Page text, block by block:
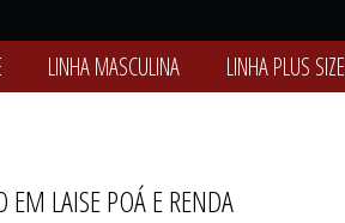
LINHA MASCULINA LINHA PLUS SIZE
EM LAISE POÁ E RENDA